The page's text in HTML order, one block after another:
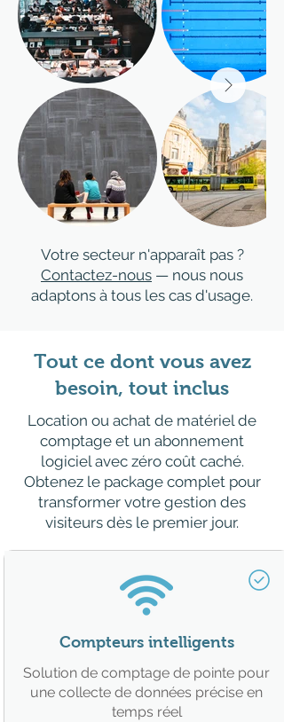
Votre secteur n'apparaît pas ?
Contactez-nous — nous nous
adaptons à tous les cas d'usage.
Tout ce dont vous avez
besoin, tout inclus
Location ou achat de matériel de
comptage et un abonnement
logiciel avec zéro coût caché.
Obtenez le package complet pour
transformer votre gestion des
visiteurs dès le premier jour.
Compteurs intelligents
Solution de comptage de pointe pour
une collecte de données précise en
temps réel